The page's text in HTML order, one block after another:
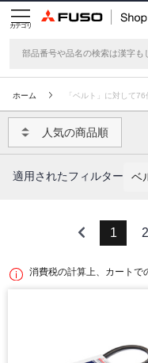
カテゴリ
ホーム 「ベルト」に対して
人気の商品順
適用されたフィルター ベ
1 2
消費税の計算上、カートで